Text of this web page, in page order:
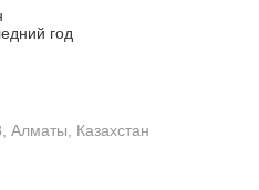
год
Алматы, Казахстан